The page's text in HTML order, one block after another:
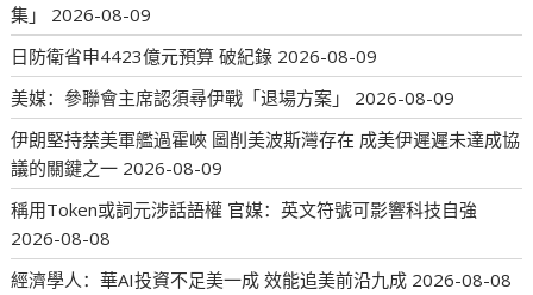
集」
2026-08-09
日防衛省申4423億元預算 破紀錄 2026-08-09
美媒：參聯會主席認須尋伊戰「退場方案」
2026-08-09
伊朗堅持禁美軍艦過霍峽 圖削美波斯灣存在 成美伊遲遲未達成協
議的關鍵之一 2026-08-09
稱用Token或詞元涉話語權 官媒：英文符號可影響科技自強
2026-08-08
經濟學人：華AI投資不足美一成 效能追美前沿九成 2026-08-08